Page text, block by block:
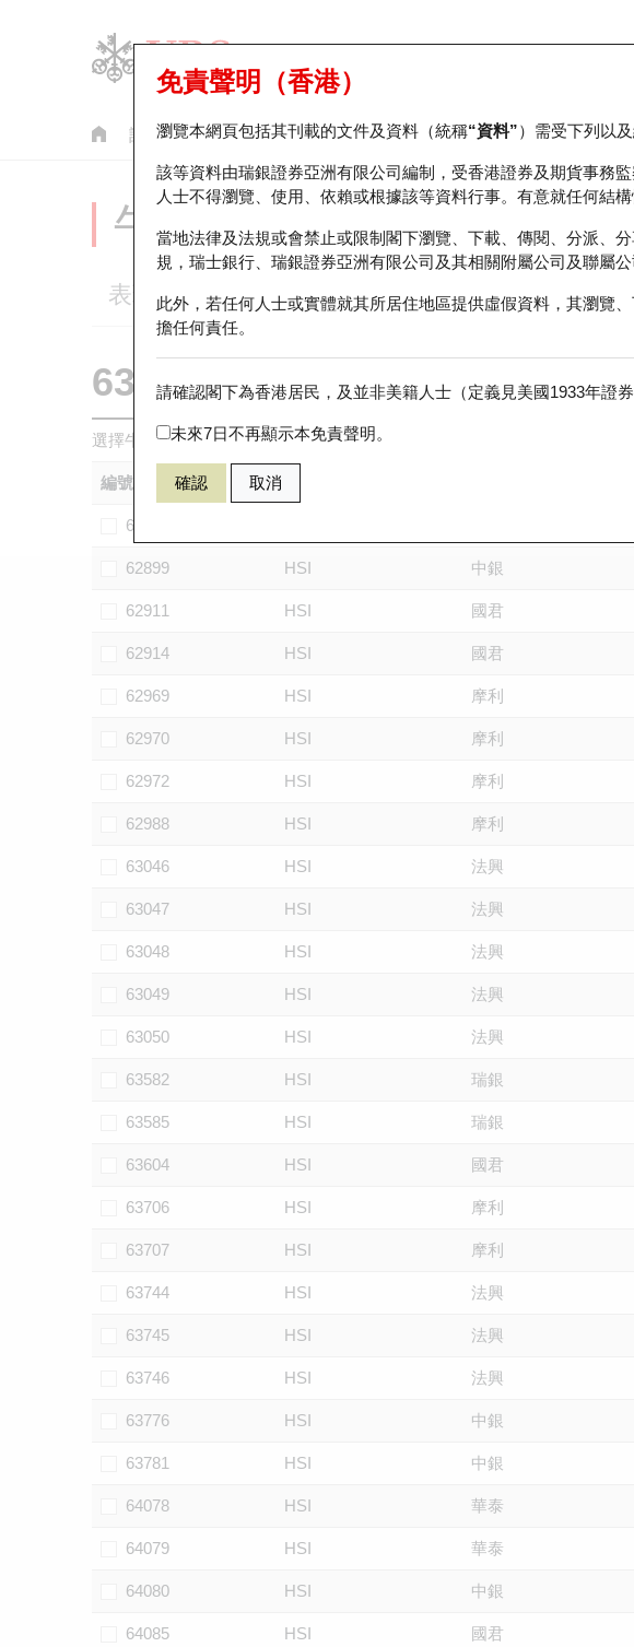
認股證 牛熊證 美股指數產品 輪證市場統計 正股資料及市場
免責聲明（香港）
瀏覽本網頁包括其刊載的文件及資料（統稱“資料”）需受下列以
該等資料由瑞銀證券亞洲有限公司編制，受香港證券及期貨事務
人士不得瀏覽、使用、依賴或根據該等資料行事。有意就任何結
當地法律及法規或會禁止或限制閣下瀏覽、下載、傳閱、分派、
規，瑞士銀行、瑞銀證券亞洲有限公司及其相關附屬公司及聯屬
此外，若任何人士或實體就其所居住地區提供虛假資料，其瀏覽
擔任何責任。
請確認閣下為香港居民，及並非美籍人士（定義見美國1933年證
未來7日不再顯示本免責聲明。
確認 取消
牛熊證分析儀
表現 街貨統計 比較
63587 瑞銀牛證 HSI 恒生指數
選擇牛熊證作比較 *你可以選擇最多五隻牛熊證
編號
62898
62899 HSI 中銀
62911 HSI 國君
62914 HSI 國君
62969 HSI 摩利
62970 HSI 摩利
62972 HSI 摩利
62988 HSI 摩利
63046 HSI 法興
63047 HSI 法興
63048 HSI 法興
63049 HSI 法興
63050 HSI 法興
63582 HSI 瑞銀
63585 HSI 瑞銀
63604 HSI 國君
63706 HSI 摩利
63707 HSI 摩利
63744 HSI 法興
63745 HSI 法興
63746 HSI 法興
63776 HSI 中銀
63781 HSI 中銀
64078 HSI 華泰
64079 HSI 華泰
64080 HSI 中銀
64085 HSI 國君